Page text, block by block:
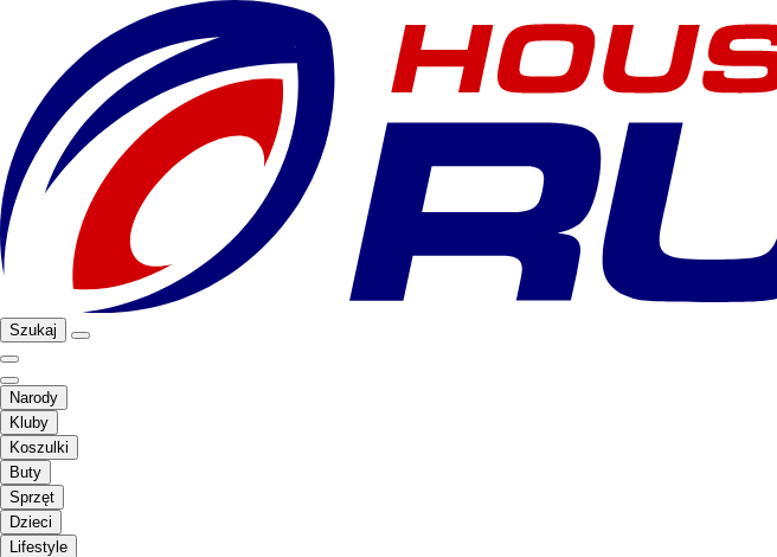
Szukaj
Narody
Kluby
Koszulki
Buty
Sprzęt
Dzieci
Lifestyle